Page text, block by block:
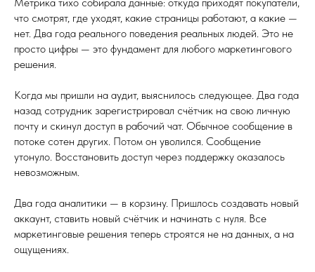
что смотрят, где уходят, какие страницы работают, а какие —
нет. Два года реального поведения реальных людей. Это не
просто цифры — это фундамент для любого маркетингового
решения.
Когда мы пришли на аудит, выяснилось следующее. Два года
назад сотрудник зарегистрировал счётчик на свою личную
почту и скинул доступ в рабочий чат. Обычное сообщение в
потоке сотен других. Потом он уволился. Сообщение
утонуло. Восстановить доступ через поддержку оказалось
невозможным.
Два года аналитики — в корзину. Пришлось создавать новый
аккаунт, ставить новый счётчик и начинать с нуля. Все
маркетинговые решения теперь строятся не на данных, а на
ощущениях.